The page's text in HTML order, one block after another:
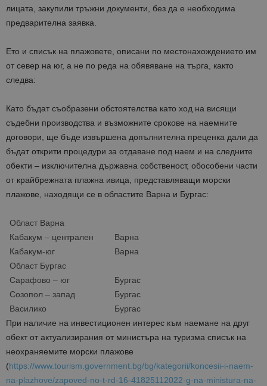
лицата, закупили тръжни документи, без да е необходима
предварителна заявка.
Ето и списък на плажовете, описани по местонахождението им
от север на юг, а не по реда на обявяване на търга, както
следва:
Като бъдат съобразени обстоятелства като ход на висящи
съдебни производства и възможните срокове на наемните
договори, ще бъде извършена допълнителна преценка дали да
бъдат открити процедури за отдаване под наем и на следните
обекти – изключителна държавна собственост, обособени части
от крайбрежната плажна ивица, представляващи морски
плажове, находящи се в областите Варна и Бургас:
Област Варна
Кабакум – централен
Варна
Кабакум-юг
Варна
Област Бургас
Сарафово – юг
Бургас
Созопол – запад
Бургас
Василико
Бургас
При наличие на инвестиционен интерес към наемане на друг
обект от актуализирания от министъра на туризма списък на
неохраняемите морски плажове
(https://www.tourism.government.bg/bg/kategorii/koncesii-i-naem-
na-plazhove/zapoved-no-t-rd-16-41825112022-g-na-ministura-na-